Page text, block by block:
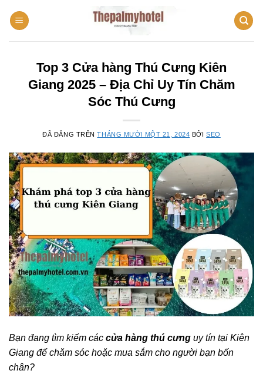
đến
Top 3 Cửa hàng Thú Cưng Kiên
Giang 2025 – Địa Chỉ Uy Tín Chăm
Sóc Thú Cưng
ĐÃ ĐĂNG TRÊNTHÁNG MƯỜI MỘT 21, 2024 BỞISEO
Bạn đang tìm kiếm các cửa hàng thú cưng uy tín tại Kiên
Giang để chăm sóc hoặc mua sắm cho người bạn bốn
chân?